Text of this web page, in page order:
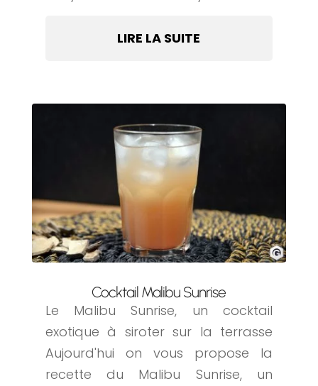
LIRE LA SUITE
Cocktail Malibu Sunrise
Le Malibu Sunrise, un cocktail
exotique à siroter sur la terrasse
Aujourd'hui on vous propose la
recette du Malibu Sunrise, un